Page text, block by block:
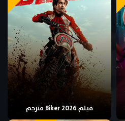
فيلم Biker 2026 مترجم